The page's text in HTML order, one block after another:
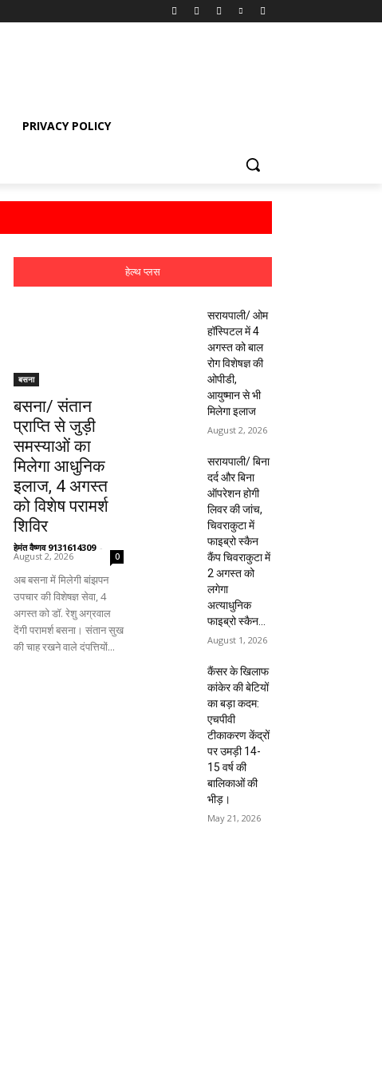
PRIVACY POLICY
हेल्थ प्लस
बसना
बसना/ संतान
प्राप्ति से जुड़ी
समस्याओं का
मिलेगा आधुनिक
इलाज, 4 अगस्त
को विशेष परामर्श
शिविर
हेमंत वैष्णव 9131614309 -
August 2, 2026 0
अब बसना में मिलेगी बांझपन
उपचार की विशेषज्ञ सेवा, 4
अगस्त को डॉ. रेशु अग्रवाल
देंगी परामर्श बसना। संतान सुख
की चाह रखने वाले दंपत्तियों...
सरायपाली/ ओम
हॉस्पिटल में 4
अगस्त को बाल
रोग विशेषज्ञ की
ओपीडी,
आयुष्मान से भी
मिलेगा इलाज
August 2, 2026
सरायपाली/ बिना
दर्द और बिना
ऑपरेशन होगी
लिवर की जांच,
चिवराकुटा में
फाइब्रो स्कैन
कैंप चिवराकुटा में
2 अगस्त को
लगेगा
अत्याधुनिक
फाइब्रो स्कैन...
August 1, 2026
कैंसर के खिलाफ
कांकेर की बेटियों
का बड़ा कदम:
एचपीवी
टीकाकरण केंद्रों
पर उमड़ी 14-
15 वर्ष की
बालिकाओं की
भीड़।
May 21, 2026